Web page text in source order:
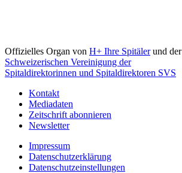
Offizielles Organ von H+ Ihre Spitälerund der
Schweizerischen Vereinigung der
Spitaldirektorinnen und Spitaldirektoren SVS
Kontakt
Mediadaten
Zeitschrift abonnieren
Newsletter
Impressum
Datenschutzerklärung
Datenschutzeinstellungen